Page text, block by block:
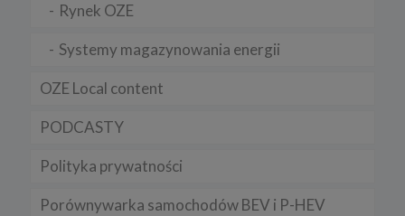
Rynek OZE
Systemy magazynowania energii
OZE Local content
PODCASTY
Polityka prywatności
Porównywarka samochodów BEV i P-HEV